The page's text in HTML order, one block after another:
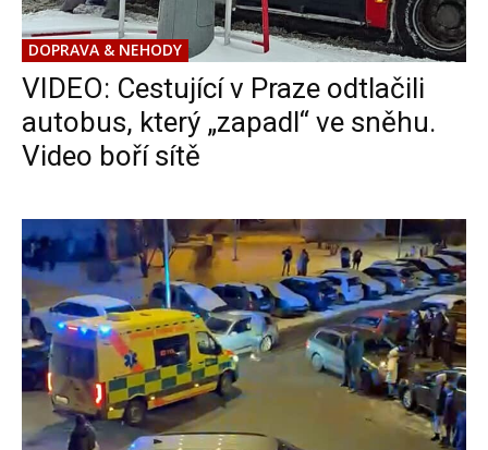
DOPRAVA & NEHODY
VIDEO: Cestující v Praze odtlačili
autobus, který „zapadl“ ve sněhu.
Video boří sítě